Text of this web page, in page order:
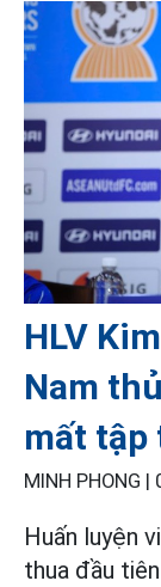
HLV
Nam
mất tập
MINH PHONG |
Huấn luyện
thua đầu